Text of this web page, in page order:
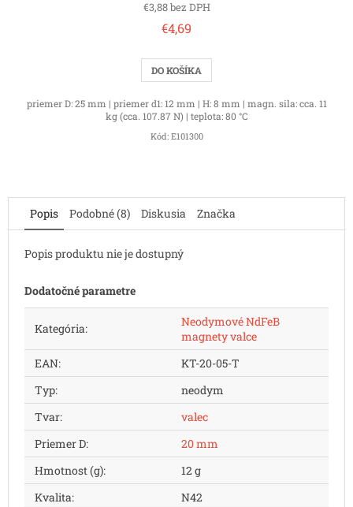
€3,88 bez DPH
€4,69
DO KOŠÍKA
priemer D: 25 mm | priemer d1: 12 mm | H: 8 mm | magn. sila: cca. 11
kg (cca. 107.87 N) | teplota: 80 °C
Kód: E101300
Popis Podobné (8) Diskusia Značka
Popis produktu nie je dostupný
Dodatočné parametre
Kategória:
Neodymové NdFeB
magnety valce
EAN:
KT-20-05-T
Typ:
neodym
Tvar:
valec
Priemer D:
20 mm
Hmotnost (g):
12 g
Kvalita:
N42